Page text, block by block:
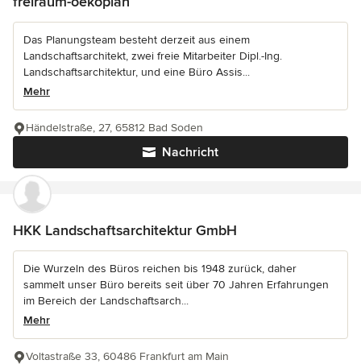
Das Planungsteam besteht derzeit aus einem
Landschaftsarchitekt, zwei freie Mitarbeiter Dipl.-Ing.
Landschaftsarchitektur, und eine Büro Assis...
Mehr
Nachricht
Händelstraße, 27, 65812 Bad Soden
HKK Landschaftsarchitektur GmbH
Die Wurzeln des Büros reichen bis 1948 zurück, daher
sammelt unser Büro bereits seit über 70 Jahren Erfahrungen
im Bereich der Landschaftsarch...
Mehr
Voltastraße 33, 60486 Frankfurt am Main